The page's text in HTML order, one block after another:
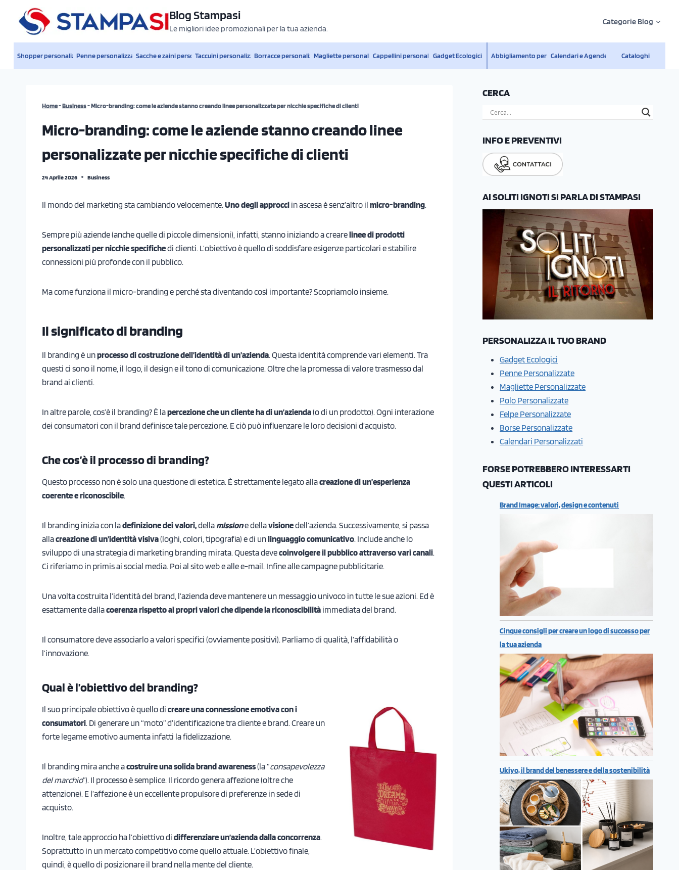
contenuto
Blog Stampasi
Le migliori idee promozionali per la tua azienda.
Categorie Blog
Shopper personalizzatePenne personalizzateSacche e zaini personalizzatiTaccuini personalizzatiBorracce personalizzateMagliette personalizzateCappellini personalizzatiGadget Ecologici Abbigliamento personalizzato
Calendari e Agende Cataloghi
Home-Business-Micro-branding: come le aziende stanno creando linee personalizzate per nicchie specifiche di clienti
Micro-branding: come le aziende stanno creando linee
personalizzate per nicchie specifiche di clienti
24 Aprile 2026 Business
Il mondo del marketing sta cambiando velocemente. Uno degli approcci in ascesa è senz’altro il micro-branding.
Sempre più aziende (anche quelle di piccole dimensioni), infatti, stanno iniziando a crearelinee di prodotti
personalizzati per nicchie specifichedi clienti. L’obiettivo è quello di soddisfare esigenze particolari e stabilire
connessioni più profonde con il pubblico.
Ma come funziona il micro-branding e perché sta diventando così importante? Scopriamolo insieme.
Il significato di branding
Il branding è unprocesso di costruzione dell’identità di un’azienda. Questa identità comprende vari elementi. Tra
questi ci sono il nome, il logo, il design e il tono di comunicazione. Oltre che la promessa di valore trasmesso dal
brand ai clienti.
In altre parole, cos’è il branding? È lapercezione che un cliente ha di un’azienda(o di un prodotto). Ogni interazione
dei consumatori con il brand definisce tale percezione. E ciò può influenzare le loro decisioni d’acquisto.
Che cos’è il processo di branding?
Questo processo non è solo una questione di estetica. È strettamente legato allacreazione di un’esperienza
coerente e riconoscibile.
Il branding inizia con ladefinizione dei valori,della missione dellavisionedell’azienda. Successivamente, si passa
allacreazione di un’identità visiva(loghi, colori, tipografia) e di unlinguaggio comunicativo. Include anche lo
sviluppo di una strategia di marketing branding mirata. Questa devecoinvolgere il pubblico attraverso vari canali.
Ci riferiamo in primis ai social media. Poi al sito web e alle e-mail. Infine alle campagne pubblicitarie.
Una volta costruita l’identità del brand, l’azienda deve mantenere un messaggio univoco in tutte le sue azioni. Ed è
esattamente dallacoerenza rispetto ai propri valori che dipende la riconoscibilità immediata del brand.
Il consumatore deve associarlo a valori specifici (ovviamente positivi). Parliamo di qualità, l’affidabilità o
l’innovazione.
Qual è l’obiettivo del branding?
Il suo principale obiettivo è quello di creare una connessione emotiva con i
consumatori. Di generare un “moto” d’identificazione tra cliente e brand. Creare un
forte legame emotivo aumenta infatti la fidelizzazione.
Il branding mira anche acostruire una solida brand awareness(la “consapevolezza
del marchio”). Il processo è semplice. Il ricordo genera affezione (oltre che
attenzione). E l’affezione è un eccellente propulsore di preferenze in sede di
acquisto.
Inoltre, tale approccio ha l’obiettivo di differenziare un’azienda dalla concorrenza.
Soprattutto in un mercato competitivo come quello attuale. L’obiettivo finale,
quindi, è quello di posizionare il brand nella mente del cliente.
CERCA
INFO E PREVENTIVI
AI SOLITI IGNOTI SI PARLA DI STAMPASI
PERSONALIZZA IL TUO BRAND
Gadget Ecologici
Penne Personalizzate
Magliette Personalizzate
Polo Personalizzate
Felpe Personalizzate
Borse Personalizzate
Calendari Personalizzati
FORSE POTREBBERO INTERESSARTI
QUESTI ARTICOLI
Brand Image: valori, design e contenuti
Cinque consigli per creare un logo di successo per
la tua azienda
Ukiyo, il brand del benessere e della sostenibilità